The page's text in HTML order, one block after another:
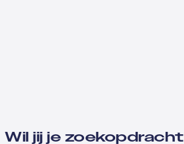
Wil jij je zoekopdracht